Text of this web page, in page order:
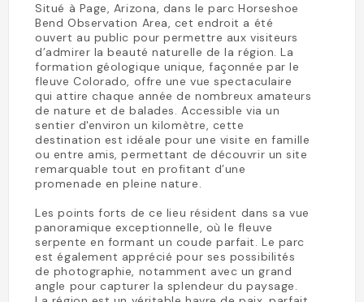
Situé à Page, Arizona, dans le parc Horseshoe
Bend Observation Area, cet endroit a été
ouvert au public pour permettre aux visiteurs
d’admirer la beauté naturelle de la région. La
formation géologique unique, façonnée par le
fleuve Colorado, offre une vue spectaculaire
qui attire chaque année de nombreux amateurs
de nature et de balades. Accessible via un
sentier d'environ un kilomètre, cette
destination est idéale pour une visite en famille
ou entre amis, permettant de découvrir un site
remarquable tout en profitant d’une
promenade en pleine nature.
Les points forts de ce lieu résident dans sa vue
panoramique exceptionnelle, où le fleuve
serpente en formant un coude parfait. Le parc
est également apprécié pour ses possibilités
de photographie, notamment avec un grand
angle pour capturer la splendeur du paysage.